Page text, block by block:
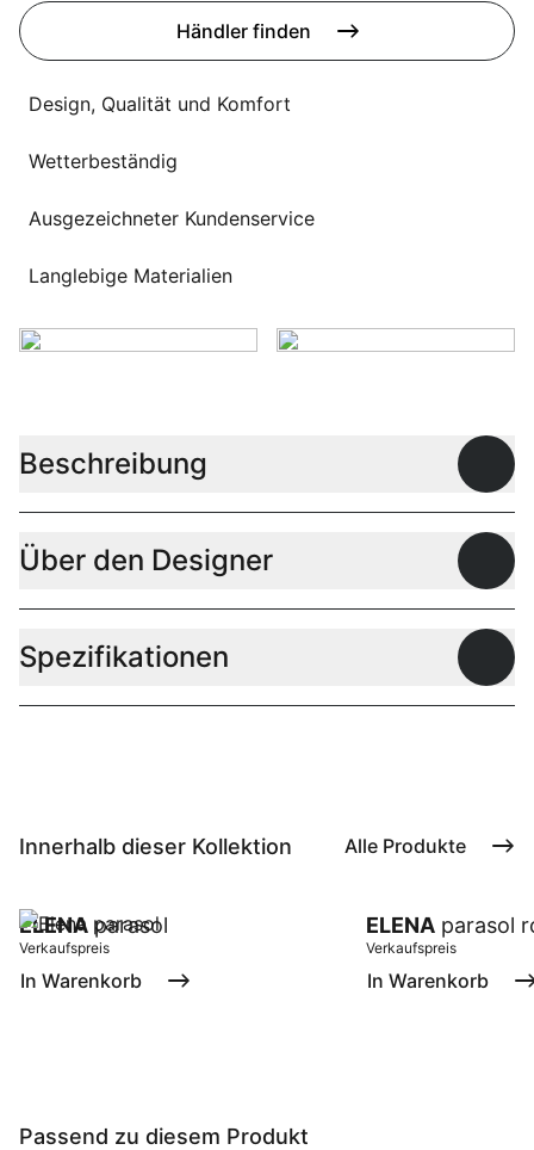
Uber uns
Sprachwahl
Händler finden
Design, Qualität und Komfort
Wetterbeständig
Ausgezeichneter Kundenservice
Langlebige Materialien
Beschreibung
Über den Designer
Spezifikationen
Innerhalb dieser Kollektion Alle Produkte
ELENA parasol
Verkaufspreis
In Warenkorb
ELENAparasol
Verkaufspreis
In Warenkorb
Passend zu diesem Produkt